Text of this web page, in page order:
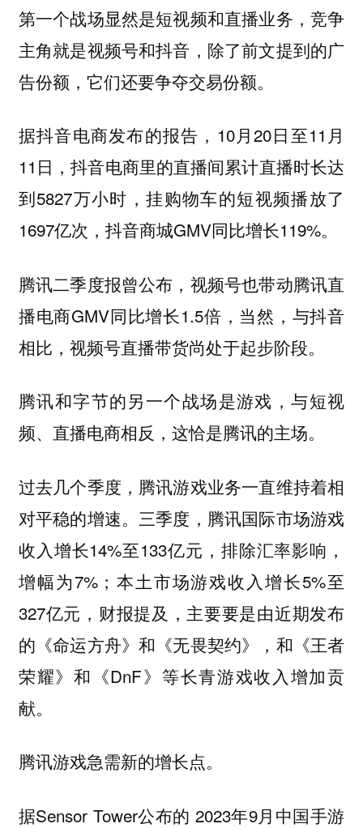
第一个战场显然是短视频和直播业务，竞争
主角就是视频号和抖音，除了前文提到的广
告份额，它们还要争夺交易份额。
据抖音电商发布的报告，10月20日至11月
11日，抖音电商里的直播间累计直播时长达
到5827万小时，挂购物车的短视频播放了
1697亿次，抖音商城GMV同比增长119%。
腾讯二季度报曾公布，视频号也带动腾讯直
播电商GMV同比增长1.5倍，当然，与抖音
相比，视频号直播带货尚处于起步阶段。
腾讯和字节的另一个战场是游戏，与短视
频、直播电商相反，这恰是腾讯的主场。
过去几个季度，腾讯游戏业务一直维持着相
对平稳的增速。三季度，腾讯国际市场游戏
收入增长14%至133亿元，排除汇率影响，
增幅为7%；本土市场游戏收入增长5%至
327亿元，财报提及，主要要是由近期发布
的《命运方舟》和《无畏契约》，和《王者
荣耀》和《DnF》等长青游戏收入增加贡
献。
腾讯游戏急需新的增长点。
据Sensor Tower公布的 2023年9月中国手游